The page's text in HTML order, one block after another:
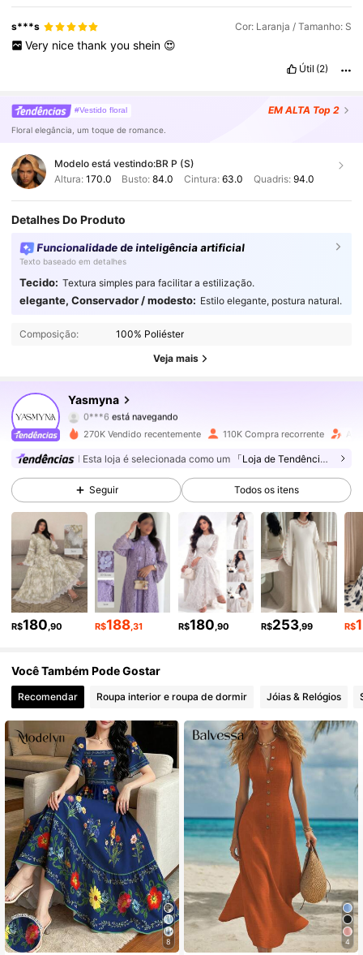
s***s Cor: Laranja / Tamanho: S
Very nice thank you shein 😍
Útil (2)
#Vestido floral EM ALTA Top 2
Floral elegância, um toque de romance.
Modelo está vestindo:BR P (S)
Altura: 170.0 Busto:84.0 Cintura: 63.0 Quadris: 94.0
Detalhes Do Produto
Funcionalidade de inteligência artificial
Texto baseado em detalhes
Tecido: Textura simples para facilitar a estilização.
elegante, Conservador / modesto: Estilo elegante, postura natural.
Composição: 100% Poliéster
Veja mais
Yasmyna
133K Seguidores
133K Seguidores
4,83 133K Seguidores
4,83 133K Seguidores
133K Seguidores
4,83 133K Seguidores
4,83 133K Seguidores
133K Seguidores
4,83 133K Seguidores
270K Vendido recentemente 110K Compra recorrente
Esta loja é selecionada como um 「Loja de Tendências」
Seguir Todos os itens
R$180,90 R$188,31 R$180,90 R$253,99 R$
Você Também Pode Gostar
Recomendar Roupa interior e roupa de dormir Jóias & Relógios
8 4